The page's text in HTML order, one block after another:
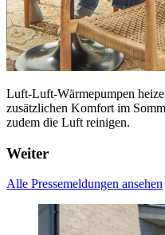
Luft-Luft-Wärmepumpen
zusätzlichen Komfort im
zudem die Luft reinigen.
Weiter
Alle Pressemeldungen ansehen